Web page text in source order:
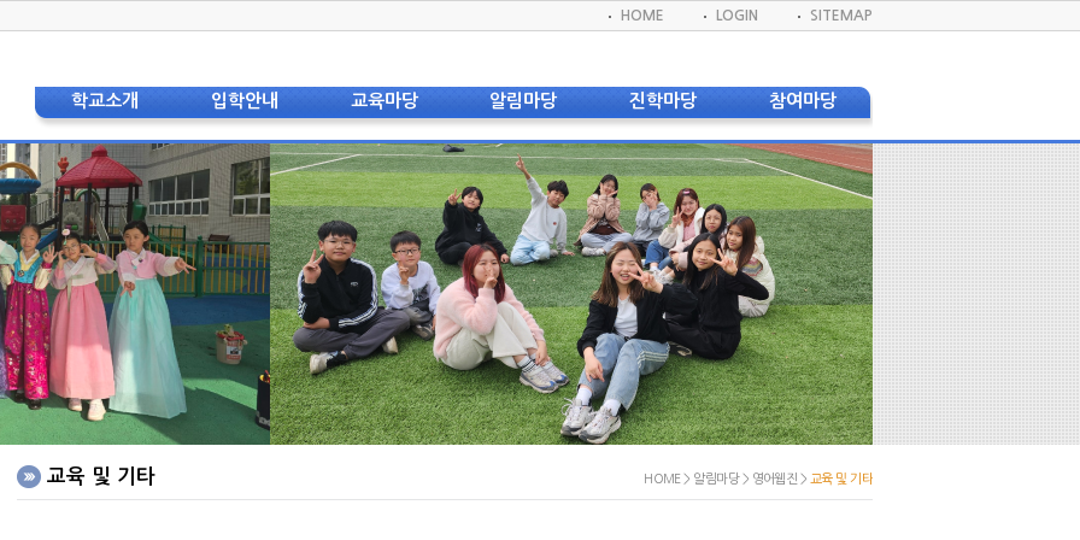
HOME LOGIN SITEMAP
학교소개
학교장 인사
상징 및 교가
교육비전
현황 및 연혁
교직원소개
법인이사회
학교운영위원회
학부모회
층별안내도
오시는 길
홍보리플렛
학교사진
입학안내
입학안내(공통)
입학안내(유치원)
입학안내(초등)
입학안내(중등)
자주하는 질문
교육마당
교육과정
교육특색
교육자료
알림마당
공지사항
가정통신문
스쿨뱅킹 및 환불안내
학교앨범
보건실
급식실
도서실
학부모회
각종서식
영어웹진
중국어웹진
진학마당
졸업생 대학합격 현황
졸업생 대학진학 현황
DKIS 프로그램
진학진로자료실
참여마당
게시판
교육지원봉사단
학생회
DBS(방송반)
교육 및 기타 HOME > 알림마당 > 영어웹진 > 교육 및 기타